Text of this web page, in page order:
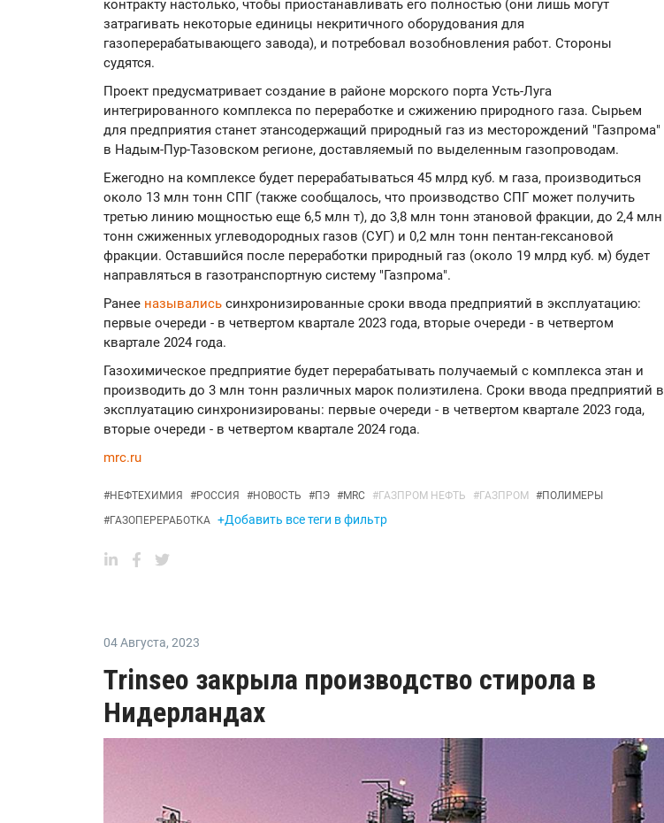
контракту настолько, чтобы приостанавливать его полностью (они лишь могут
затрагивать некоторые единицы некритичного оборудования для
газоперерабатывающего завода), и потребовал возобновления работ. Стороны
судятся.
Проект предусматривает создание в районе морского порта Усть-Луга
интегрированного комплекса по переработке и сжижению природного газа. Сырьем
для предприятия станет этансодержащий природный газ из месторождений "Газпрома"
в Надым-Пур-Тазовском регионе, доставляемый по выделенным газопроводам.
Ежегодно на комплексе будет перерабатываться 45 млрд куб. м газа, производиться
около 13 млн тонн СПГ (также сообщалось, что производство СПГ может получить
третью линию мощностью еще 6,5 млн т), до 3,8 млн тонн этановой фракции, до 2,4 млн
тонн сжиженных углеводородных газов (СУГ) и 0,2 млн тонн пентан-гексановой
фракции. Оставшийся после переработки природный газ (около 19 млрд куб. м) будет
направляться в газотранспортную систему "Газпрома".
Ранее назывались синхронизированные сроки ввода предприятий в эксплуатацию:
первые очереди - в четвертом квартале 2023 года, вторые очереди - в четвертом
квартале 2024 года.
Газохимическое предприятие будет перерабатывать получаемый с комплекса этан и
производить до 3 млн тонн различных марок полиэтилена. Сроки ввода предприятий в
эксплуатацию синхронизированы: первые очереди - в четвертом квартале 2023 года,
вторые очереди - в четвертом квартале 2024 года.
mrc.ru
#НЕФТЕХИМИЯ #РОССИЯ #НОВОСТЬ #ПЭ #MRC #ГАЗПРОМ НЕФТЬ #ГАЗПРОМ #ПОЛИМЕРЫ
#ГАЗОПЕРЕРАБОТКА +Добавить все теги в фильтр
04 Августа, 2023
Trinseo закрыла производство стирола в
Нидерландах